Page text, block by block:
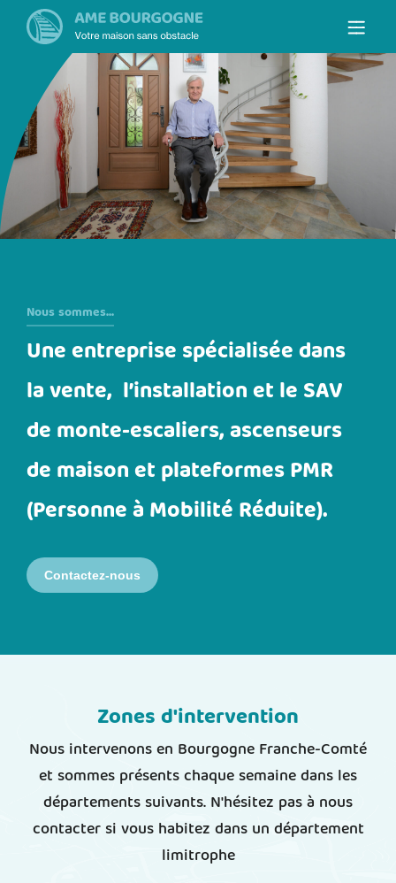
Nous sommes...
Une entreprise spécialisée dans
la vente, l’installation et le SAV
de monte-escaliers, ascenseurs
de maison et plateformes PMR
(Personne à Mobilité Réduite).
Contactez-nous
Zones d'intervention
Nous intervenons en Bourgogne Franche-Comté
et sommes présents chaque semaine dans les
départements suivants. N'hésitez pas à nous
contacter si vous habitez dans un département
limitrophe